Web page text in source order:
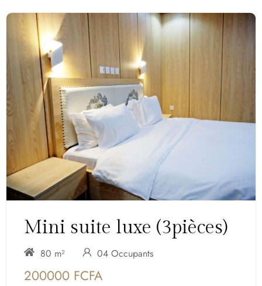
Mini suite luxe (3pièces)
80 m² 04 Occupants
200000 FCFA